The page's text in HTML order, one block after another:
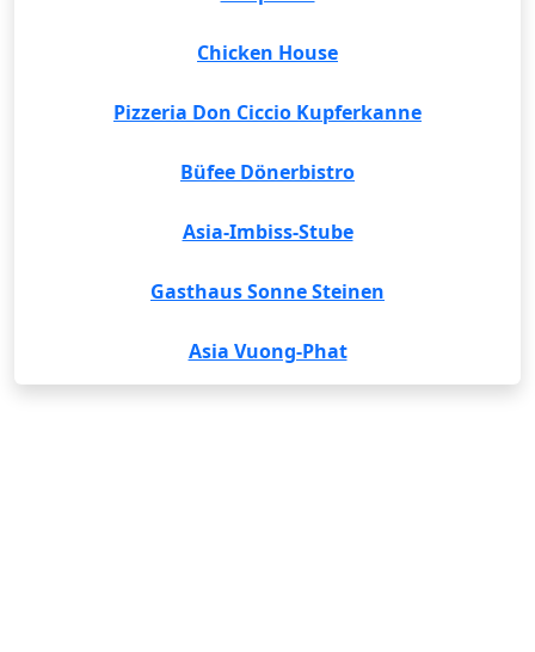
Chicken House
Pizzeria Don Ciccio Kupferkanne
Büfee Dönerbistro
Asia-Imbiss-Stube
Gasthaus Sonne Steinen
Asia Vuong-Phat